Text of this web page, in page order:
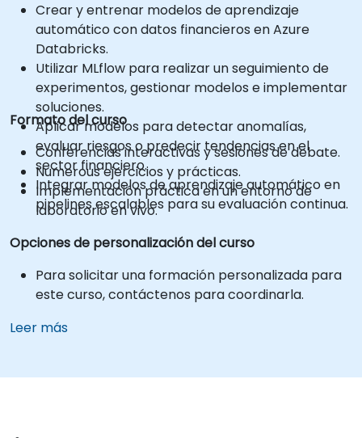
Crear y entrenar modelos de aprendizaje
automático con datos financieros en Azure
Databricks.
Utilizar MLflow para realizar un seguimiento de
experimentos, gestionar modelos e implementar
soluciones.
Aplicar modelos para detectar anomalías,
evaluar riesgos o predecir tendencias en el
sector financiero.
Integrar modelos de aprendizaje automático en
pipelines escalables para su evaluación continua.
Formato del curso
Conferencias interactivas y sesiones de debate.
Numerous ejercicios y prácticas.
Implementación práctica en un entorno de
laboratorio en vivo.
Opciones de personalización del curso
Para solicitar una formación personalizada para
este curso, contáctenos para coordinarla.
Leer más